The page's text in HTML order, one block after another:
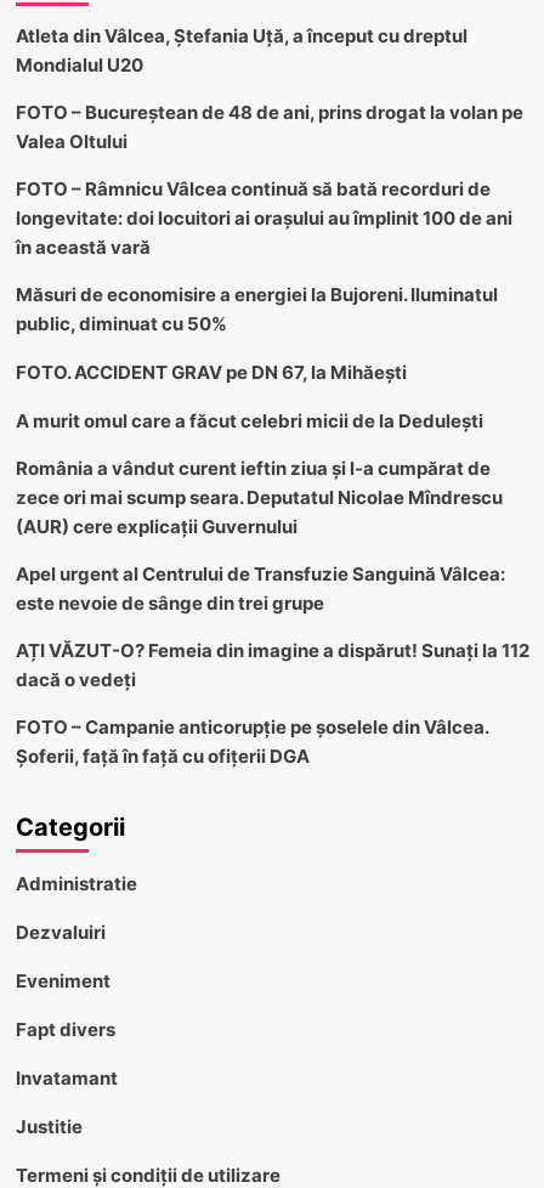
Atleta din Vâlcea, Ștefania Uță, a început cu dreptul
Mondialul U20
FOTO – Bucureștean de 48 de ani, prins drogat la volan pe
Valea Oltului
FOTO – Râmnicu Vâlcea continuă să bată recorduri de
longevitate: doi locuitori ai orașului au împlinit 100 de ani
în această vară
Măsuri de economisire a energiei la Bujoreni. Iluminatul
public, diminuat cu 50%
FOTO. ACCIDENT GRAV pe DN 67, la Mihăești
A murit omul care a făcut celebri micii de la Dedulești
România a vândut curent ieftin ziua și l-a cumpărat de
zece ori mai scump seara. Deputatul Nicolae Mîndrescu
(AUR) cere explicații Guvernului
Apel urgent al Centrului de Transfuzie Sanguină Vâlcea:
este nevoie de sânge din trei grupe
AȚI VĂZUT-O? Femeia din imagine a dispărut! Sunați la 112
dacă o vedeți
FOTO – Campanie anticorupție pe șoselele din Vâlcea.
Șoferii, față în față cu ofițerii DGA
Categorii
Administratie
Dezvaluiri
Eveniment
Fapt divers
Invatamant
Justitie
Termeni și condiții de utilizare